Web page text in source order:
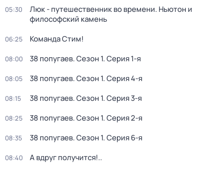
05:30
Люк - путешественник во времени. Ньютон и
философский камень
06:25 Команда Стим!
08:00 38 попугаев. Сезон 1. Серия 1-я
08:05 38 попугаев. Сезон 1. Серия 4-я
08:15 38 попугаев. Сезон 1. Серия 3-я
08:25 38 попугаев. Сезон 1. Серия 2-я
08:35 38 попугаев. Сезон 1. Серия 6-я
08:40 А вдруг получится!..